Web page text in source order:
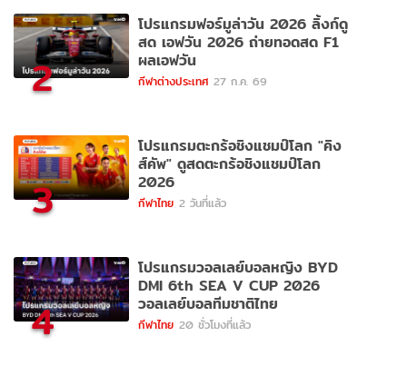
2
โปรแกรมฟอร์มูล่าวัน 2026 ลิ้งก์ดู
สด เอฟวัน 2026 ถ่ายทอดสด F1
ผลเอฟวัน
กีฬาต่างประเทศ 27 ก.ค. 69
3
โปรแกรมตะกร้อชิงแชมป์โลก "คิง
ส์คัพ" ดูสดตะกร้อชิงแชมป์โลก
2026
กีฬาไทย 2 วันที่แล้ว
4
โปรแกรมวอลเลย์บอลหญิง BYD
DMI 6th SEA V CUP 2026
วอลเลย์บอลทีมชาติไทย
กีฬาไทย 20 ชั่วโมงที่แล้ว